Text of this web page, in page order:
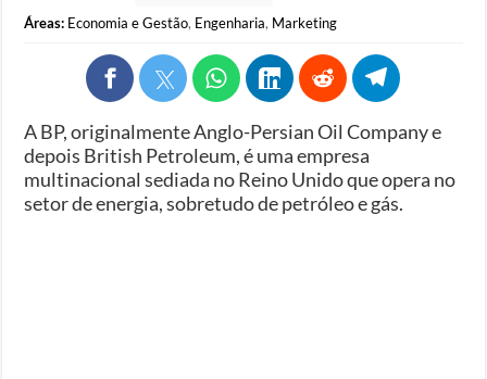
Áreas: Economia e Gestão, Engenharia, Marketing
A BP, originalmente Anglo-Persian Oil Company e
depois British Petroleum, é uma empresa
multinacional sediada no Reino Unido que opera no
setor de energia, sobretudo de petróleo e gás.